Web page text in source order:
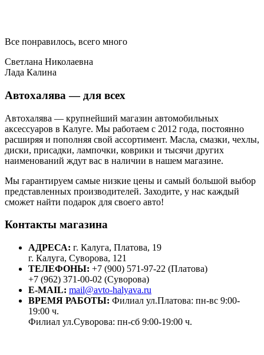
Все понравилось, всего много
Светлана Николаевна
Лада Калина
Автохалява — для всех
Автохалява — крупнейший магазин автомобильных
аксессуаров в Калуге. Мы работаем с 2012 года, постоянно
расширяя и пополняя свой ассортимент. Масла, смазки, чехлы,
диски, присадки, лампочки, коврики и тысячи других
наименований ждут вас в наличии в нашем магазине.
Мы гарантируем самые низкие цены и самый большой выбор
представленных производителей. Заходите, у нас каждый
сможет найти подарок для своего авто!
Контакты магазина
АДРЕСА: г. Калуга, Платова, 19
г. Калуга, Суворова, 121
ТЕЛЕФОНЫ: +7 (900) 571-97-22 (Платова)
+7 (962) 371-00-02 (Суворова)
E-MAIL: mail@avto-halyava.ru
ВРЕМЯ РАБОТЫ: Филиал ул.Платова: пн-вс 9:00-
19:00 ч.
Филиал ул.Суворова: пн-сб 9:00-19:00 ч.